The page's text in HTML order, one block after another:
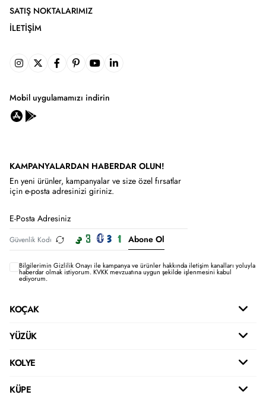
SATIŞ NOKTALARIMIZ
İLETIŞIM
Mobil uygulamamızı indirin
KAMPANYALARDAN HABERDAR OLUN!
En yeni ürünler, kampanyalar ve size özel fırsatlar
için e-posta adresinizi giriniz.
Abone Ol
Bilgilerimin Gizlilik Onayı ile kampanya ve ürünler hakkında iletişim kanalları yoluyla
haberdar olmak istiyorum.KVKK mevzuatına uygun şekilde işlenmesini kabul
ediyorum.
KOÇAK
YÜZÜK
KOLYE
KÜPE